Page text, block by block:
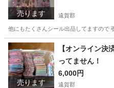
売ります 遠賀郡
他にもたくさんシール出品してますので
福岡 遠賀郡 その他 セット
売ります
【オンライン決
ってません！
6,000円
遠賀郡